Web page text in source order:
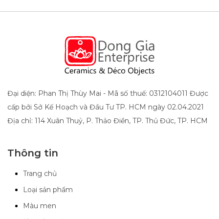
Đại diện: Phan Thị Thùy Mai - Mã số thuế: 0312104011 Được
cấp bởi Sở Kế Hoạch và Đầu Tư TP. HCM ngày 02.04.2021
Địa chỉ: 114 Xuân Thuỷ, P. Thảo Điền, TP. Thủ Đức, TP. HCM
Thông tin
Trang chủ
Loại sản phẩm
Màu men